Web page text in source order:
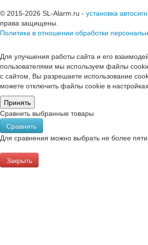
© 2015-2026 SL-Alarm.ru - установка
права защищены.
Политика в отношении обработки
Для улучшения работы сайта и его
пользователями мы используем файлы
с сайтом, Вы разрешаете использование
можете отключить файлы cookie в
Принять
Сравнить выбранные товары
Сравнить
Для сравнения можно выбрать не более
Закрыть